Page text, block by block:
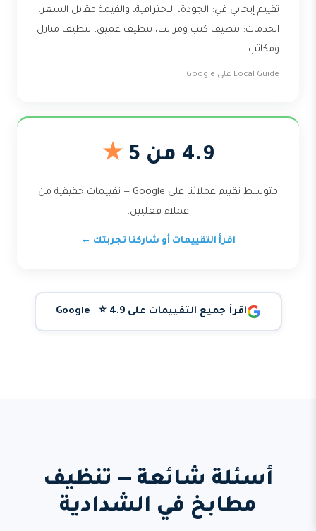
تقييم إيجابي في: الجودة، الاحترافية، والقيمة مقابل السعر.
الخدمات: تنظيف كنب ومراتب، تنظيف عميق، تنظيف منازل
ومكاتب.
Local Guide على Google
4.9 من 5 ★
متوسط تقييم عملائنا على Google — تقييمات حقيقية من
عملاء فعليين.
اقرأ التقييمات أو شاركنا تجربتك ←
اقرأ جميع التقييمات على Google ⭐ 4.9
أسئلة شائعة — تنظيف
مطابخ في الشدادية